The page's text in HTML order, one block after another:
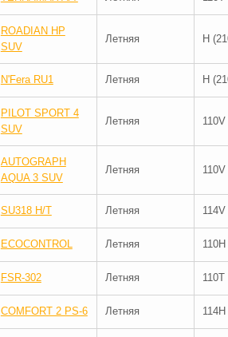
ROADIAN HP
SUV
Летняя H
N'Fera RU1 Летняя H
PILOT SPORT 4
SUV
Летняя 110V
AUTOGRAPH
AQUA 3 SUV
Летняя 110V
SU318 H/T Летняя 114V
ECOCONTROL Летняя 110H
FSR-302 Летняя 110T
COMFORT 2 PS-6 Летняя 114H